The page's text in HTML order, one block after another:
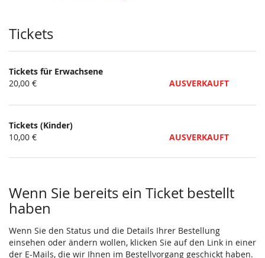
Produkte
Tickets
Tickets für Erwachsene
20,00 €
AUSVERKAUFT
Tickets (Kinder)
10,00 €
AUSVERKAUFT
Wenn Sie bereits ein Ticket bestellt
haben
Wenn Sie den Status und die Details Ihrer Bestellung
einsehen oder ändern wollen, klicken Sie auf den Link in einer
der E-Mails, die wir Ihnen im Bestellvorgang geschickt haben.